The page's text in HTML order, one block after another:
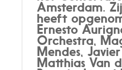
Amsterdam. Zij
heeft
Ernesto
Orchestra,
Mendes,
Matthias Van